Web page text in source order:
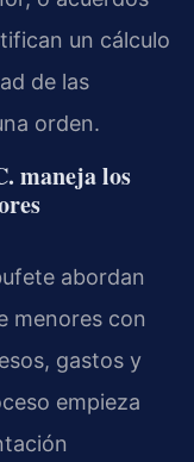
un cálculo
de las
orden.
maneja los
abordan
menores con
gastos y
empieza